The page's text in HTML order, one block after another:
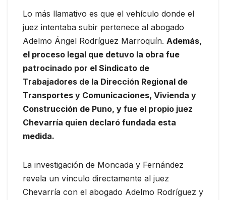
Lo más llamativo es que el vehículo donde el
juez intentaba subir pertenece al abogado
Adelmo Ángel Rodríguez Marroquín. Además,
el proceso legal que detuvo la obra fue
patrocinado por el Sindicato de
Trabajadores de la Dirección Regional de
Transportes y Comunicaciones, Vivienda y
Construcción de Puno, y fue el propio juez
Chevarría quien declaró fundada esta
medida.
La investigación de Moncada y Fernández
revela un vínculo directamente al juez
Chevarría con el abogado Adelmo Rodríguez y